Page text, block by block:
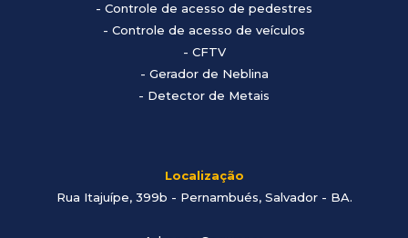
- Controle de acesso de pedestres
- Controle de acesso de veículos
- CFTV
- Gerador de Neblina
- Detector de Metais
Localização
Rua Itajuípe, 399b - Pernambués, Salvador - BA.